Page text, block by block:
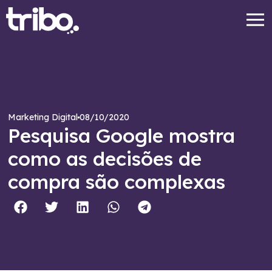
Marketing Digital08/10/2020
Pesquisa Google mostra
como as decisões de
compra são complexas